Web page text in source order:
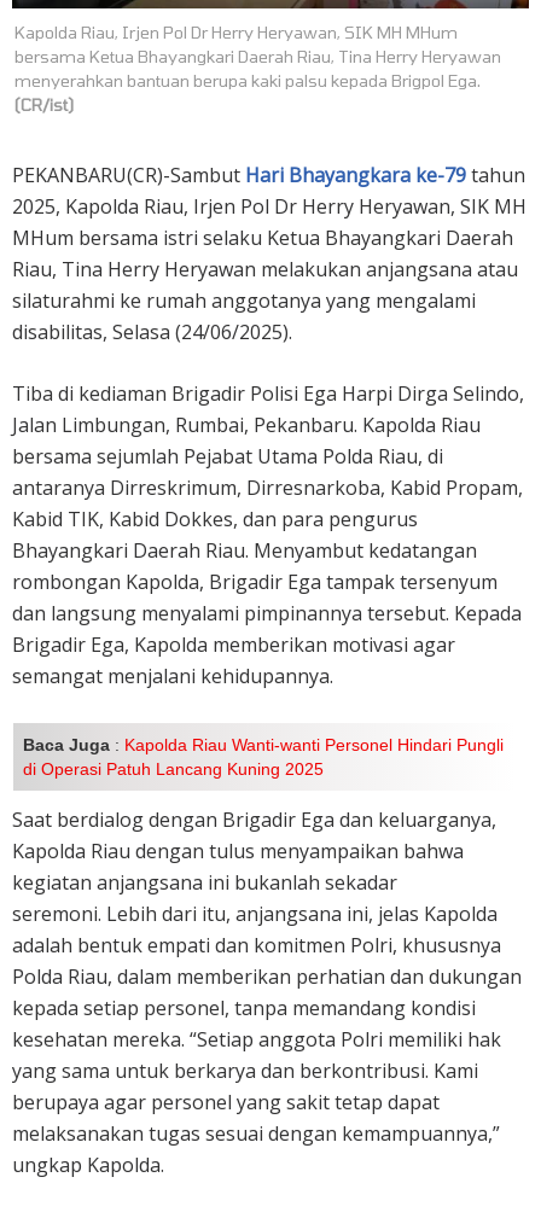
Kapolda Riau, Irjen Pol Dr Herry Heryawan, SIK MH MHum
bersama Ketua Bhayangkari Daerah Riau, Tina Herry Heryawan
menyerahkan bantuan berupa kaki palsu kepada Brigpol Ega.
(CR/ist)
PEKANBARU(CR)-Sambut Hari Bhayangkara ke-79tahun
2025, Kapolda Riau, Irjen Pol Dr Herry Heryawan, SIK MH
MHum bersama istri selaku Ketua Bhayangkari Daerah
Riau, Tina Herry Heryawan melakukan anjangsana atau
silaturahmi ke rumah anggotanya yang mengalami
disabilitas, Selasa (24/06/2025).
Tiba di kediaman Brigadir Polisi Ega Harpi Dirga Selindo,
Jalan Limbungan, Rumbai, Pekanbaru. Kapolda Riau
bersama sejumlah Pejabat Utama Polda Riau, di
antaranya Dirreskrimum, Dirresnarkoba, Kabid Propam,
Kabid TIK, Kabid Dokkes, dan para pengurus
Bhayangkari Daerah Riau. Menyambut kedatangan
rombongan Kapolda, Brigadir Ega tampak tersenyum
dan langsung menyalami pimpinannya tersebut. Kepada
Brigadir Ega, Kapolda memberikan motivasi agar
semangat menjalani kehidupannya.
Baca Juga : Kapolda Riau Wanti-wanti Personel Hindari Pungli
di Operasi Patuh Lancang Kuning 2025
Saat berdialog dengan Brigadir Ega dan keluarganya,
Kapolda Riau dengan tulus menyampaikan bahwa
kegiatan anjangsana ini bukanlah sekadar
seremoni. Lebih dari itu, anjangsana ini, jelas Kapolda
adalah bentuk empati dan komitmen Polri, khususnya
Polda Riau, dalam memberikan perhatian dan dukungan
kepada setiap personel, tanpa memandang kondisi
kesehatan mereka. “Setiap anggota Polri memiliki hak
yang sama untuk berkarya dan berkontribusi. Kami
berupaya agar personel yang sakit tetap dapat
melaksanakan tugas sesuai dengan kemampuannya,”
ungkap Kapolda.